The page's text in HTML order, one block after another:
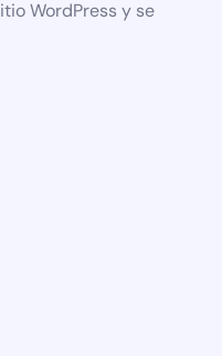
WordPress y se